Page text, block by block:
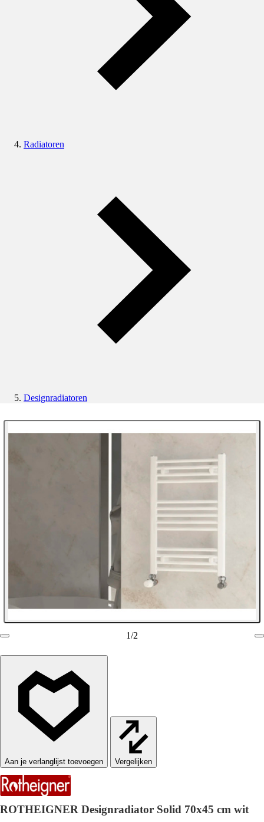
Radiatoren
Designradiatoren
1/2
Vergelijken
ROTHEIGNER Designradiator Solid 70x45 cm wit